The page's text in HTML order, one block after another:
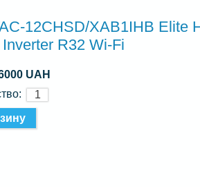
12CHSD/XAB1IHB Elite
R32 Wi-Fi
UAH